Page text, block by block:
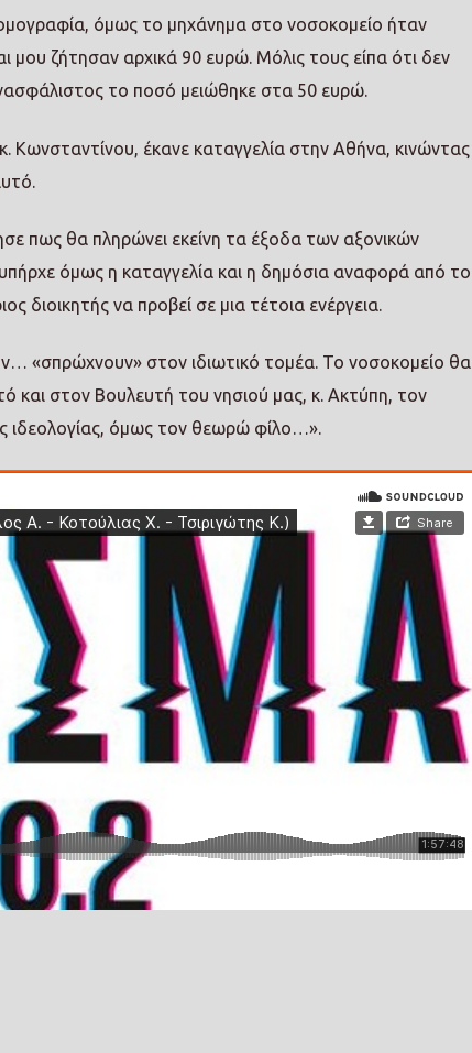
όμως το μηχάνημα στο νοσοκομείο ήταν
μου ζήτησαν αρχικά 90 ευρώ. Μόλις τους είπα ότι δεν
το ποσό μειώθηκε στα 50 ευρώ.
έκανε καταγγελία στην Αθήνα, κινώντας
πως θα πληρώνει εκείνη τα έξοδα των αξονικών
όμως η καταγγελία και η δημόσια αναφορά από το
διοικητής να προβεί σε μια τέτοια ενέργεια.
«σπρώχνουν» στον ιδιωτικό τομέα. Το νοσοκομείο θα
και στον Βουλευτή του νησιού μας, κ. Ακτύπη, τον
ιδεολογίας, όμως τον θεωρώ φίλο…».